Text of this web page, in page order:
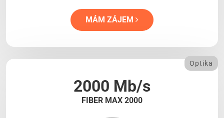
MÁM ZÁJEM
2000 Mb/s
FIBER MAX 2000
Optika